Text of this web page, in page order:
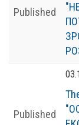
Published
Published